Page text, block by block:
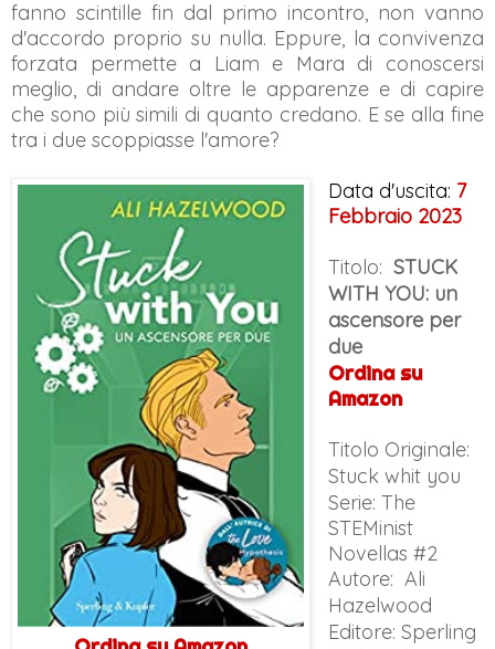
fanno scintille fin dal primo incontro, non vanno
d'accordo proprio su nulla. Eppure, la convivenza
forzata permette a Liam e Mara di conoscersi
meglio, di andare oltre le apparenze e di capire
che sono più simili di quanto credano. E se alla fine
tra i due scoppiasse l'amore?
Data d'uscita: 7
Febbraio 2023
Titolo: STUCK
WITH YOU: un
ascensore per
due
Ordina su
Amazon
Titolo Originale:
Stuck whit you
Serie: The
STEMinist
Novellas #2
Autore: Ali
Hazelwood
Editore: Sperling